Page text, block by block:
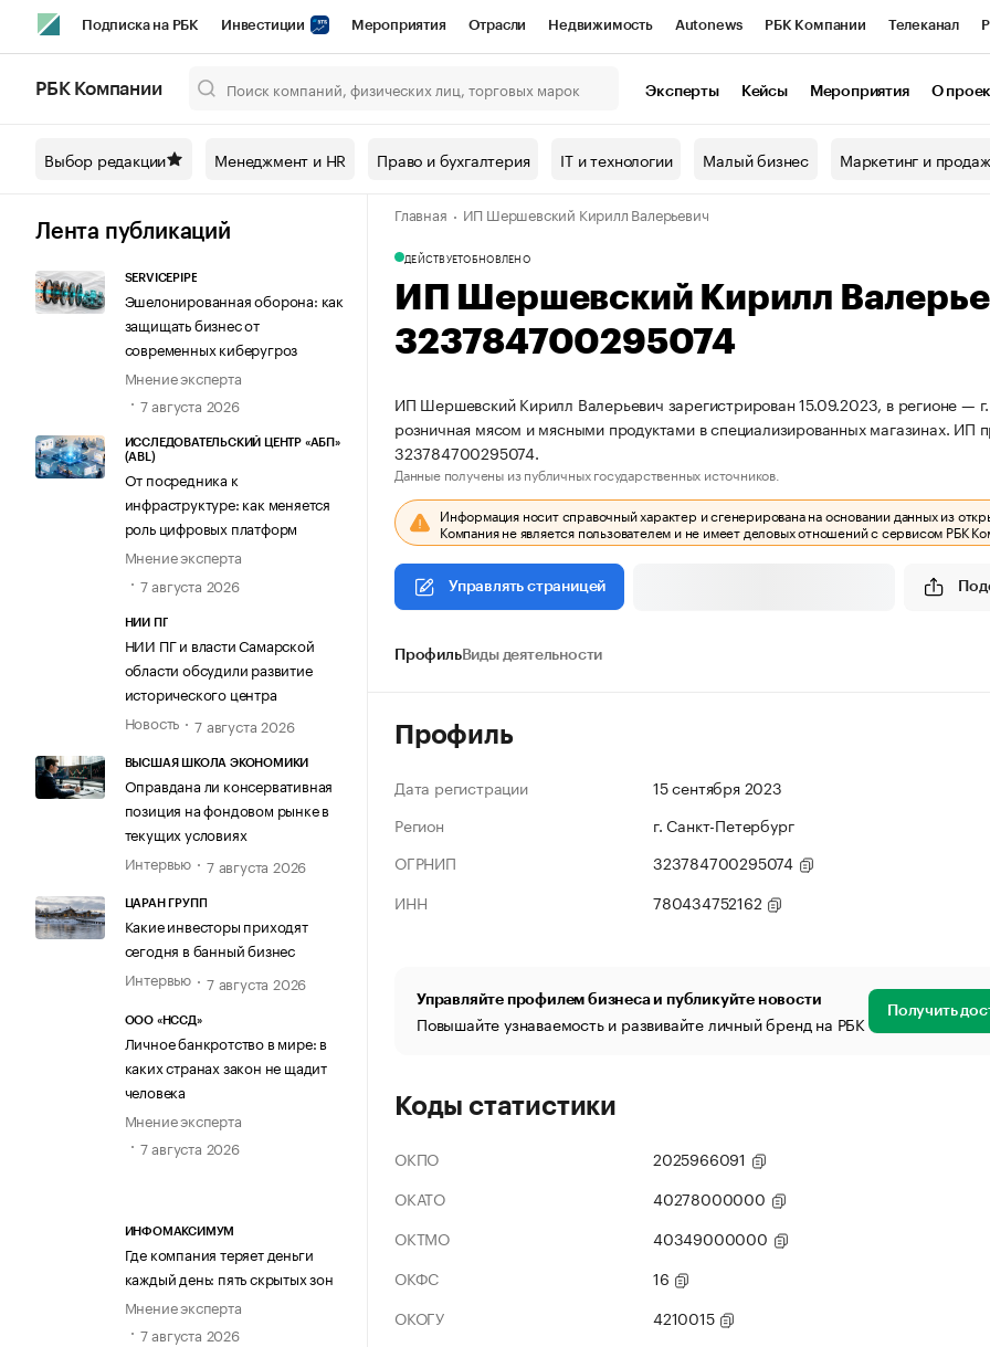
Подписка на РБК Инвестиции Мероприятия Отрасли Недвижимость Autonews РБК Компании Телеканал
Спецпроекты СПб Конференции СПб Спецпроекты Проверка контрагентов
Технологии и медиа Рынок наличной валюты
РБК Компании Эксперты Кейсы Мероприятия О
Выбор редакции Менеджмент и HR Право и бухгалтерия IT и технологии Малый бизнес Маркетинг и
Лента публикаций
SERVICEPIPE
Эшелонированная оборона: как
защищать бизнес от
современных киберугроз
Мнение эксперта
7 августа 2026
ИССЛЕДОВАТЕЛЬСКИЙ ЦЕНТР «АБП»
(ABL)
От посредника к
инфраструктуре: как меняется
роль цифровых платформ
Мнение эксперта
7 августа 2026
НИИ ПГ
НИИ ПГ и власти Самарской
области обсудили развитие
исторического центра
Новость
7 августа 2026
ВЫСШАЯ ШКОЛА ЭКОНОМИКИ
Оправдана ли консервативная
позиция на фондовом рынке в
текущих условиях
Интервью
7 августа 2026
ЦАРАН ГРУПП
Какие инвесторы приходят
сегодня в банный бизнес
Интервью
7 августа 2026
ООО «НССД»
Личное банкротство в мире: в
каких странах закон не щадит
человека
Мнение эксперта
7 августа 2026
ИНФОМАКСИМУМ
Где компания теряет деньги
каждый день: пять скрытых зон
Мнение эксперта
7 августа 2026
Главная ИП Шершевский Кирилл Валерьевич
ДЕЙСТВУЕТОБНОВЛЕНО
ИП Шершевский Кирилл
323784700295074
ИП Шершевский Кирилл Валерьевич зарегистрирован 15.09.2023, в регионе —
розничная мясом и мясными продуктами в специализированных магазинах.
323784700295074.
Данные получены из публичных государственных источников.
Информация носит справочный характер и сгенерирована на основании данных из
Компания не является пользователем и не имеет деловых отношений с сервисом РБК
Управлять страницей
ПрофильВиды деятельности
Профиль
Дата регистрации
15 сентября 2023
Регион
г. Санкт-Петербург
ОГРНИП
323784700295074
ИНН
780434752162
Управляйте профилем бизнеса и публикуйте новости
Повышайте узнаваемость и развивайте личный бренд на РБК Получить
Коды статистики
ОКПО
2025966091
ОКАТО
40278000000
ОКТМО
40349000000
ОКФС
16
ОКОГУ
4210015